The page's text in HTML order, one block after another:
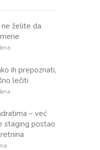
želite da
ih prepoznati,
lečiti
– već
staging postao